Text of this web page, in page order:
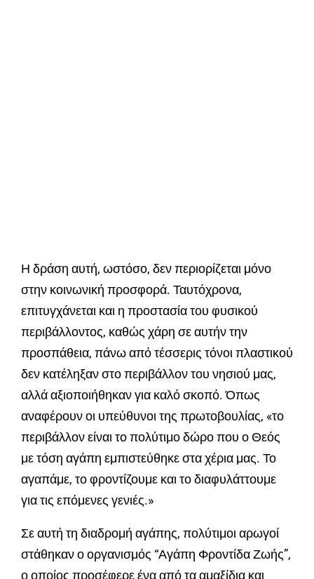
Η δράση αυτή, ωστόσο, δεν περιορίζεται μόνο
στην κοινωνική προσφορά. Ταυτόχρονα,
επιτυγχάνεται και η προστασία του φυσικού
περιβάλλοντος, καθώς χάρη σε αυτήν την
προσπάθεια, πάνω από τέσσερις τόνοι πλαστικού
δεν κατέληξαν στο περιβάλλον του νησιού μας,
αλλά αξιοποιήθηκαν για καλό σκοπό. Όπως
αναφέρουν οι υπεύθυνοι της πρωτοβουλίας, «το
περιβάλλον είναι το πολύτιμο δώρο που ο Θεός
με τόση αγάπη εμπιστεύθηκε στα χέρια μας. Το
αγαπάμε, το φροντίζουμε και το διαφυλάττουμε
για τις επόμενες γενιές.»
Σε αυτή τη διαδρομή αγάπης, πολύτιμοι αρωγοί
στάθηκαν ο οργανισμός “Αγάπη Φροντίδα Ζωής”,
ο οποίος προσέφερε ένα από τα αμαξίδια και